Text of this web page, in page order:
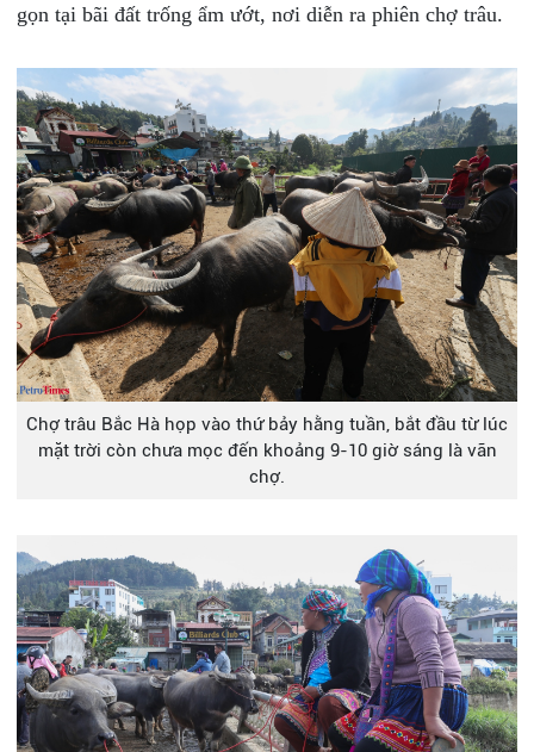
gọn tại bãi đất trống ẩm ướt, nơi diễn ra phiên chợ trâu.
Chợ trâu Bắc Hà họp vào thứ bảy hằng tuần, bắt đầu từ lúc
mặt trời còn chưa mọc đến khoảng 9-10 giờ sáng là vãn
chợ.